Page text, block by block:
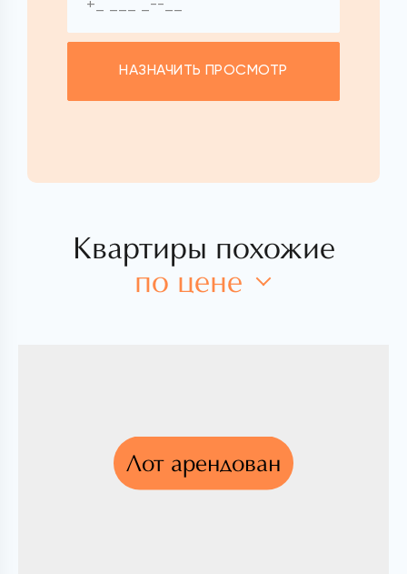
НАЗНАЧИТЬ ПРОСМОТР
Квартиры похожие
по цене
Лот арендован